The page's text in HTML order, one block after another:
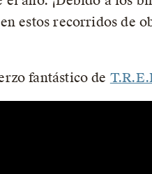
estos recorridos de
fantástico de